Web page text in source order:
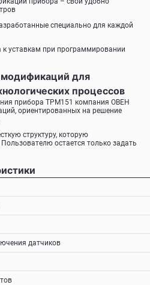
специально для каждой
к уставкам при программировании
для
процессов
прибора ТРМ151 компания ОВЕН
ориентированных на решение
структуру, которую
остается только задать
датчиков